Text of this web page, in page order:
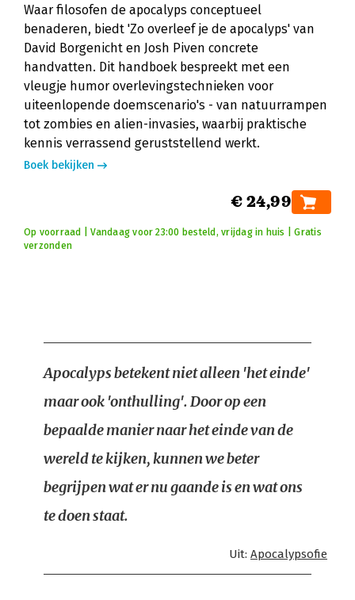
Waar filosofen de apocalyps conceptueel
benaderen, biedt 'Zo overleef je de apocalyps' van
David Borgenicht en Josh Piven concrete
handvatten. Dit handboek bespreekt met een
vleugje humor overlevingstechnieken voor
uiteenlopende doemscenario's - van natuurrampen
tot zombies en alien-invasies, waarbij praktische
kennis verrassend geruststellend werkt.
Boek bekijken
€ 24,99
Op voorraad | Vandaag voor 23:00 besteld, vrijdag in huis | Gratis
verzonden
Apocalyps betekent niet alleen 'het einde'
maar ook 'onthulling'. Door op een
bepaalde manier naar het einde van de
wereld te kijken, kunnen we beter
begrijpen wat er nu gaande is en wat ons
te doen staat.
Uit: Apocalypsofie